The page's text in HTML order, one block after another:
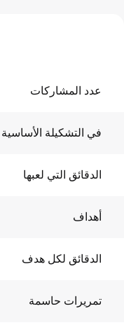
عدد المشاركات
في التشكيلة الأساسية
الدقائق التي لعبها
أهداف
الدقائق لكل هدف
تمريرات حاسمة